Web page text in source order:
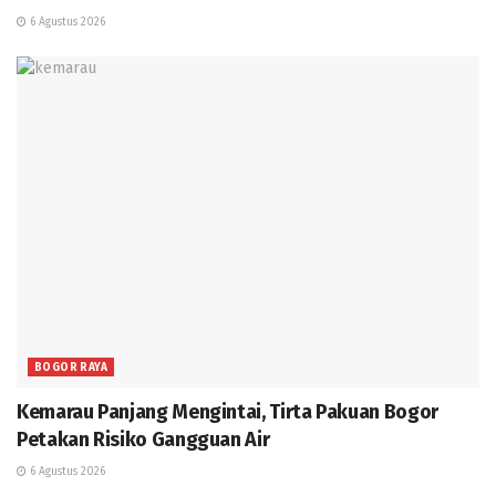
6 Agustus 2026
BOGOR RAYA
Kemarau Panjang Mengintai, Tirta Pakuan Bogor
Petakan Risiko Gangguan Air
6 Agustus 2026